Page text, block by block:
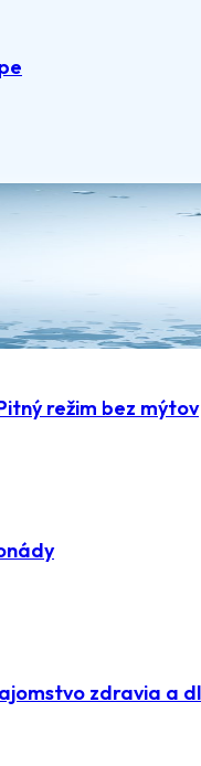
režim bez mýtov
zdravia a